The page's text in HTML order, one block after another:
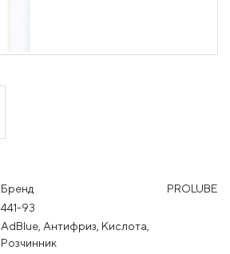
Бренд
PROLUBE
441-93
AdBlue, Антифриз, Кислота,
Розчинник